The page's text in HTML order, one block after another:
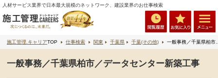
人材サービス業界で日本最大規模のネットワーク、建設業界のお仕事検索
施工管理.キャリアTOP 仕事検索 関東 千葉県 千葉(その他) 一般事務／千葉県柏市／データセンター新築工事
一般事務／千葉県柏市／データセンター新築工事